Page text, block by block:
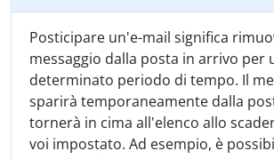
Posticipare un'e-mail significa
messaggio dalla posta in arrivo per
determinato periodo di tempo. Il
sparirà temporaneamente dalla
tornerà in cima all'elenco allo
voi impostato. Ad esempio, è